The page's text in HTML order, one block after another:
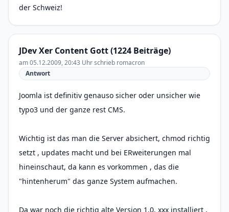
der Schweiz!
JDev Xer Content Gott (1224 Beiträge)
am 05.12.2009, 20:43 Uhr schrieb romacron
Antwort
Joomla ist definitiv genauso sicher oder unsicher wie
typo3 und der ganze rest CMS.
Wichtig ist das man die Server absichert, chmod richtig
setzt , updates macht und bei ERweiterungen mal
hineinschaut, da kann es vorkommen , das die
"hintenherum" das ganze System aufmachen.
Da war noch die richtig alte Version 1.0. xxx installiert ,